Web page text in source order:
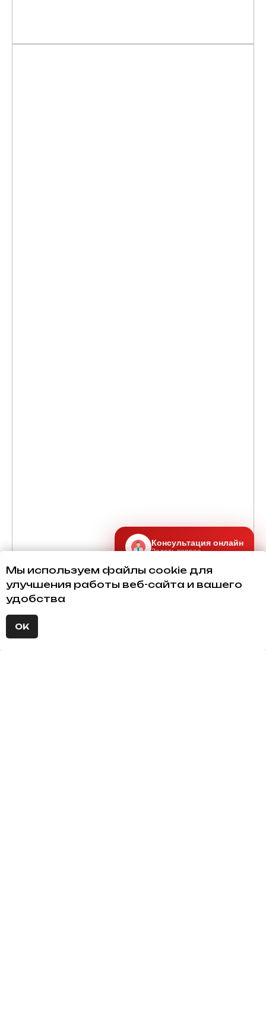
Мы используем файлы cookie для
улучшения работы веб-сайта и вашего
удобства
ОК
Консультация онлайн
Задать вопрос